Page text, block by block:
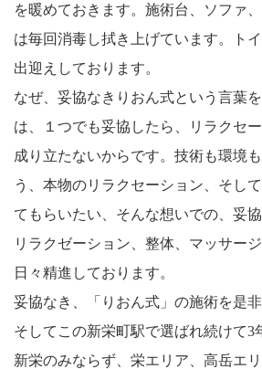
を暖めておきます。施術台、ソファ
は毎回消毒し拭き上げています。ト
出迎えしております。
なぜ、妥協なきりおん式という言葉
は、１つでも妥協したら、リラクセ
成り立たないからです。技術も環境
う、本物のリラクセーション、そし
てもらいたい、そんな想いでの、妥協
リラクゼーション、整体、マッサー
日々精進しております。
妥協なき、「りおん式」の施術を是非
そしてこの新栄町駅で選ばれ続けて3
新栄のみならず、栄エリア、高岳エ